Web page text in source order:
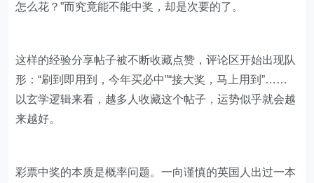
怎么花？”而究竟能不能中奖，却是次要的了。
这样的经验分享帖子被不断收藏点赞，评论区开始出现队
形：“刷到即用到，今年买必中”“接大奖，马上用到”……
以玄学逻辑来看，越多人收藏这个帖子，运势似乎就会越
来越好。
彩票中奖的本质是概率问题。一向谨慎的英国人出过一本